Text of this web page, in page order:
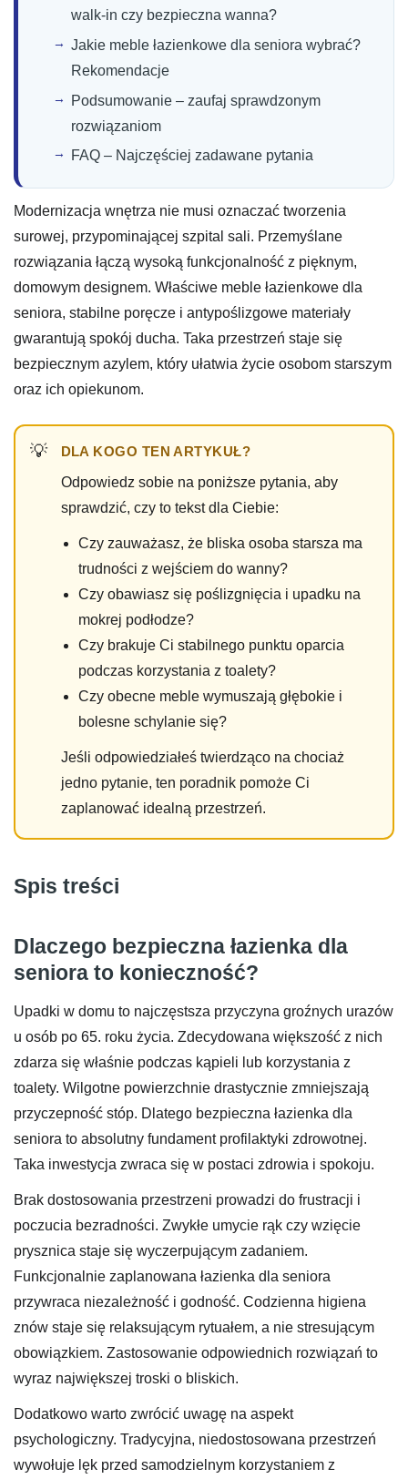
walk-in czy bezpieczna wanna?
Jakie meble łazienkowe dla seniora wybrać?
Rekomendacje
Podsumowanie – zaufaj sprawdzonym
rozwiązaniom
FAQ – Najczęściej zadawane pytania
Modernizacja wnętrza nie musi oznaczać tworzenia
surowej, przypominającej szpital sali. Przemyślane
rozwiązania łączą wysoką funkcjonalność z pięknym,
domowym designem. Właściwe meble łazienkowe dla
seniora, stabilne poręcze i antypoślizgowe materiały
gwarantują spokój ducha. Taka przestrzeń staje się
bezpiecznym azylem, który ułatwia życie osobom starszym
oraz ich opiekunom.
DLA KOGO TEN ARTYKUŁ?
Odpowiedz sobie na poniższe pytania, aby
sprawdzić, czy to tekst dla Ciebie:
Czy zauważasz, że bliska osoba starsza ma
trudności z wejściem do wanny?
Czy obawiasz się poślizgnięcia i upadku na
mokrej podłodze?
Czy brakuje Ci stabilnego punktu oparcia
podczas korzystania z toalety?
Czy obecne meble wymuszają głębokie i
bolesne schylanie się?
Jeśli odpowiedziałeś twierdząco na chociaż
jedno pytanie, ten poradnik pomoże Ci
zaplanować idealną przestrzeń.
Spis treści
Dlaczego bezpieczna łazienka dla
seniora to konieczność?
Upadki w domu to najczęstsza przyczyna groźnych urazów
u osób po 65. roku życia. Zdecydowana większość z nich
zdarza się właśnie podczas kąpieli lub korzystania z
toalety. Wilgotne powierzchnie drastycznie zmniejszają
przyczepność stóp. Dlatego bezpieczna łazienka dla
seniora to absolutny fundament profilaktyki zdrowotnej.
Taka inwestycja zwraca się w postaci zdrowia i spokoju.
Brak dostosowania przestrzeni prowadzi do frustracji i
poczucia bezradności. Zwykłe umycie rąk czy wzięcie
prysznica staje się wyczerpującym zadaniem.
Funkcjonalnie zaplanowana łazienka dla seniora
przywraca niezależność i godność. Codzienna higiena
znów staje się relaksującym rytuałem, a nie stresującym
obowiązkiem. Zastosowanie odpowiednich rozwiązań to
wyraz największej troski o bliskich.
Dodatkowo warto zwrócić uwagę na aspekt
psychologiczny. Tradycyjna, niedostosowana przestrzeń
wywołuje lęk przed samodzielnym korzystaniem z